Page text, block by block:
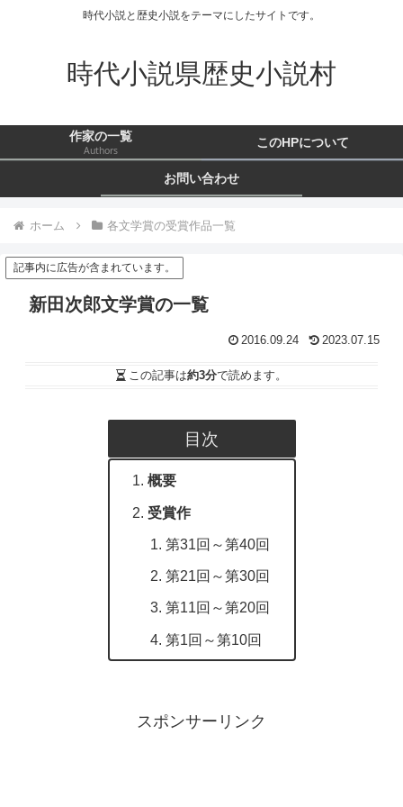
時代小説と歴史小説をテーマにしたサイトです。
時代小説県歴史小説村
作家の一覧
Authors
このHPについて
お問い合わせ
ホーム 各文学賞の受賞作品一覧
記事内に広告が含まれています。
新田次郎文学賞の一覧
2016.09.24 2023.07.15
この記事は約3分で読めます。
目次
概要
受賞作
第31回～第40回
第21回～第30回
第11回～第20回
第1回～第10回
スポンサーリンク